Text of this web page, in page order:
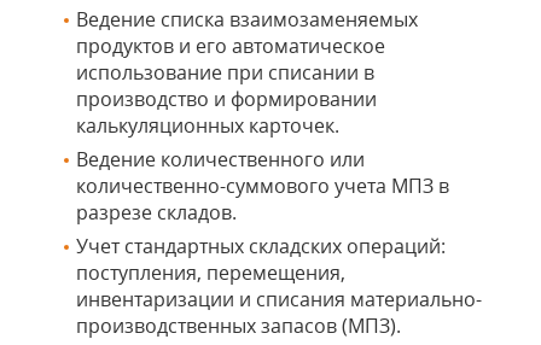
Ведение списка взаимозаменяемых
продуктов и его автоматическое
использование при списании в
производство и формировании
калькуляционных карточек.
Ведение количественного или
количественно-суммового учета МПЗ в
разрезе складов.
Учет стандартных складских операций:
поступления, перемещения,
инвентаризации и списания материально-
производственных запасов (МПЗ).